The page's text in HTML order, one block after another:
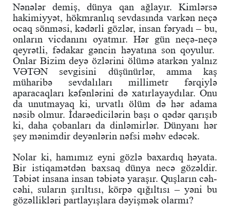
Nənələr demiş, dünya qan ağlayır. Kimlərsə
hakimiyyət, hökmranlıq sevdasında varkən neçə
ocaq sönməsi, kədərli gözlər, insan fəryadı – bu,
onların vicdanını oyatmır. Hər gün neçə-neçə
qeyrətli, fədakar gəncin həyatına son qoyulur.
Onlar Bizim deyə özlərini ölümə atarkən yalnız
VƏTƏN sevgisini düşünürlər, amma kaş
müharibə sevdalıları millimetr fərqiylə
aparacaqları kəfənlərini də xatırlayaydılar. Onu
da unutmayaq ki, urvatlı ölüm də hər adama
nəsib olmur. İdarəedicilərin başı o qədər qarışıb
ki, daha çobanları da dinləmirlər. Dünyanı hər
şey mənimdir deyənlərin nəfsi məhv edəcək.
Nolar ki, hamımız eyni gözlə baxardıq həyata.
Bir istiqamətdən baxsaq dünya necə gözəldir.
Təbiət insana insan təbiətə yaraşır. Quşların cəh-
cəhi, suların şırıltısı, körpə qığıltısı – yəni bu
gözəllikləri partlayışlara dəyişmək olarmı?